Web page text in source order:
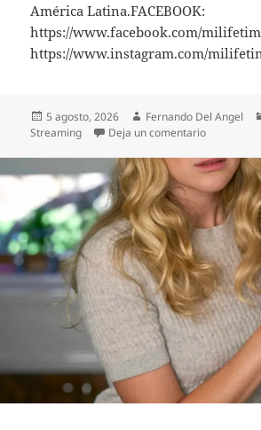
América Latina.FACEBOOK:
https://www.facebook.com/
https://www.instagram.com/
Publicado
el
5 agosto, 2026 Autor
Fernando Del Angel
Streaming
Deja un comentarioen